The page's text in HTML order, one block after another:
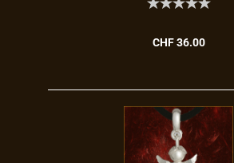
CHF 36.00